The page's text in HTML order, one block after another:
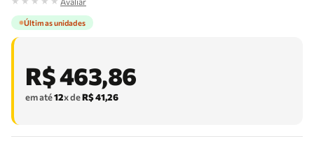
Últimas unidades
R$463,86
em até12x deR$41,26